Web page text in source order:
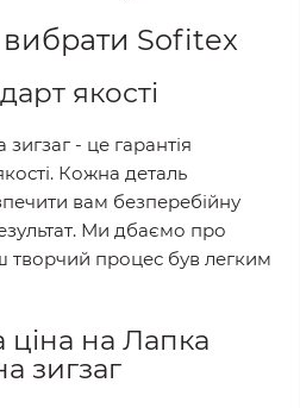
Sofitex
якості
зигзаг - це гарантія
Кожна деталь
вам безперебійну
Ми дбаємо про
творчий процес був легким
на Лапка
зигзаг